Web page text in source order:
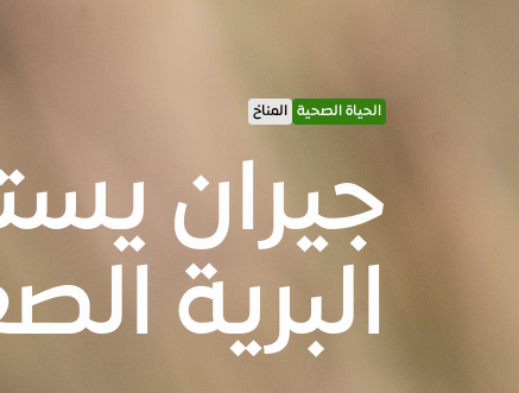
الحياة الصحية المناخ
جيران
البرية